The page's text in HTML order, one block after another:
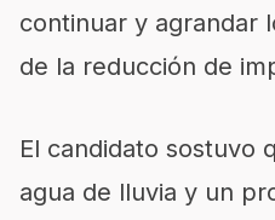
continuar y agrandar
de la reducción de
El candidato sostuvo
agua de lluvia y un